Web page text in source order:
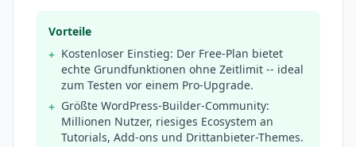
Vorteile
+ Kostenloser Einstieg: Der Free-Plan bietet
echte Grundfunktionen ohne Zeitlimit -- ideal
zum Testen vor einem Pro-Upgrade.
+ Größte WordPress-Builder-Community:
Millionen Nutzer, riesiges Ecosystem an
Tutorials, Add-ons und Drittanbieter-Themes.